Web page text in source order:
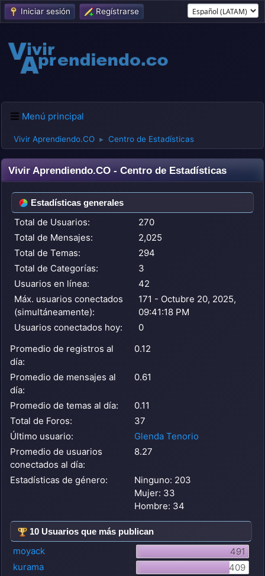
Iniciar sesión Regístrarse
Menú principal
Vivir Aprendiendo.CO ► Centro de Estadísticas
Vivir Aprendiendo.CO - Centro de Estadísticas
Estadísticas generales
Total de Usuarios:
270
Total de Mensajes:
2,025
Total de Temas:
294
Total de Categorías:
3
Usuarios en línea:
42
Máx. usuarios conectados
(simultáneamente):
171 - Octubre 20, 2025,
09:41:18 PM
Usuarios conectados hoy:
0
Promedio de registros al
día:
0.12
Promedio de mensajes al
día:
0.61
Promedio de temas al día:
0.11
Total de Foros:
37
Último usuario:
Glenda Tenorio
Promedio de usuarios
conectados al día:
8.27
Estadísticas de género:
Ninguno: 203
Mujer: 33
Hombre: 34
10 Usuarios que más publican
moyack
491
kurama
409